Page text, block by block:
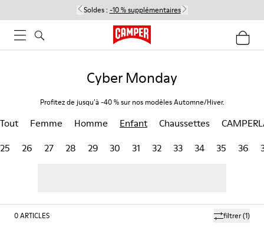
Soldes : -10 % supplémentaires
Cyber Monday
Profitez de jusqu’à -40 % sur nos modèles Automne/Hiver.
Tout Femme Homme Enfant Chaussettes
25
26 27 28 29 30 31 32 33 34 35 36
filtrer(1)
0ARTICLES